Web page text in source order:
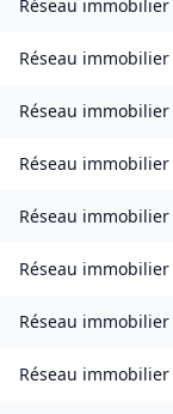
Réseau immobilier
Réseau immobilier
Réseau immobilier
Réseau immobilier
Réseau immobilier
Réseau immobilier
Réseau immobilier
Réseau immobilier